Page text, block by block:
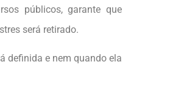
públicos, garante que
será retirado.
definida e nem quando ela